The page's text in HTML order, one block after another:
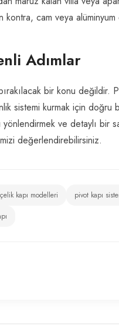
cam veya
Adımlar
bir konu
sistemi kurmak için doğru
ve detaylı bir
değerlendirebilirsiniz.
çelik kapı modelleri pivot kapı